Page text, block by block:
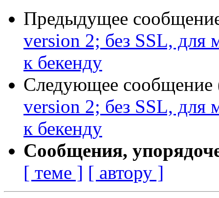
Предыдущее
version 2; без SSL, для
к бекенду
Следующее сообщение
version 2; без SSL, для
к бекенду
Сообщения,
[ теме ] [ автору ]